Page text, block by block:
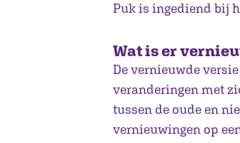
Puk is ingediend bij
Wat is er
De vernieuwde
veranderingen met
tussen de oude en
vernieuwingen op